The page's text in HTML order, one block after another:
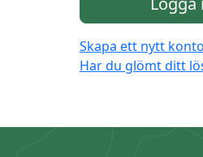
Skapa ett nytt konto
Har du glömt ditt